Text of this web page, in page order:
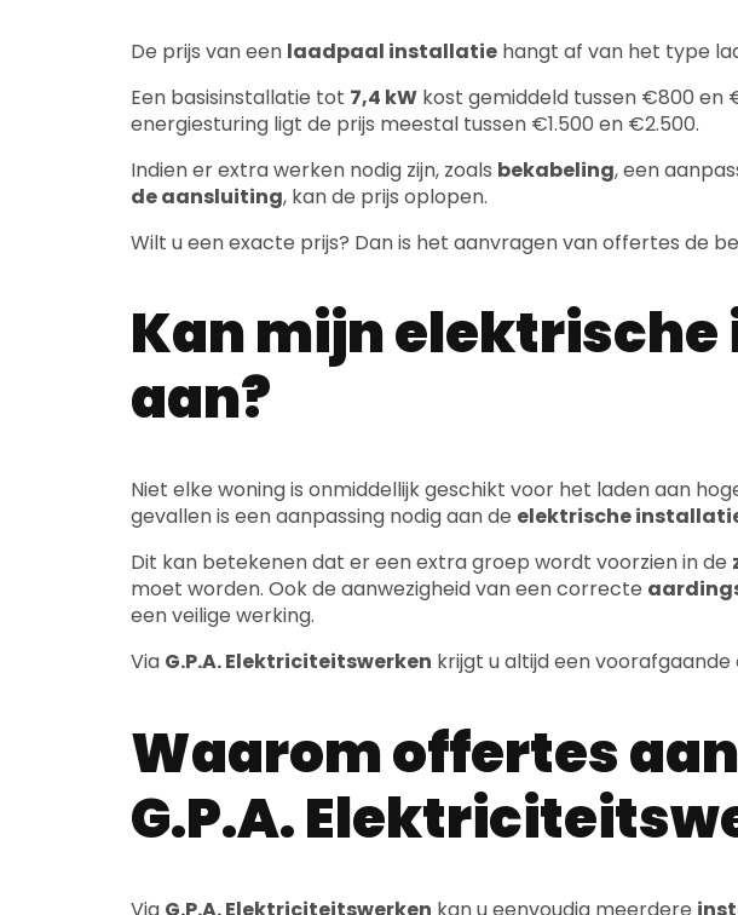
De prijs van een laadpaal installatie hangt af van het type
Een basisinstallatie tot 7,4 kW kost gemiddeld tussen €800 en
energiesturing ligt de prijs meestal tussen €1.500 en €2.500.
Indien er extra werken nodig zijn, zoals bekabeling, een
de aansluiting, kan de prijs oplopen.
Wilt u een exacte prijs? Dan is het aanvragen van offertes de
Kan mijn
aan?
Niet elke woning is onmiddellijk geschikt voor het laden aan
gevallen is een aanpassing nodig aan de elektrische
Dit kan betekenen dat er een extra groep wordt voorzien in de
moet worden. Ook de aanwezigheid van een correcte
een veilige werking.
Via G.P.A. Elektriciteitswerken krijgt u altijd een
Waarom offertes
G.P.A.